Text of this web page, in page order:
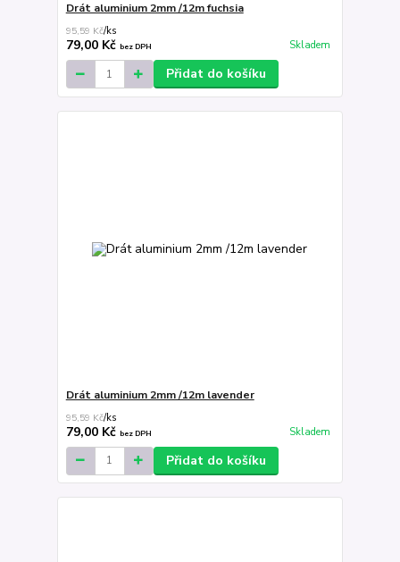
Drát aluminium 2mm /12m fuchsia
95,59 Kč/ks
79,00 Kč bez DPH Skladem
Přidat do košíku
Drát aluminium 2mm /12m lavender
95,59 Kč/ks
79,00 Kč bez DPH Skladem
Přidat do košíku